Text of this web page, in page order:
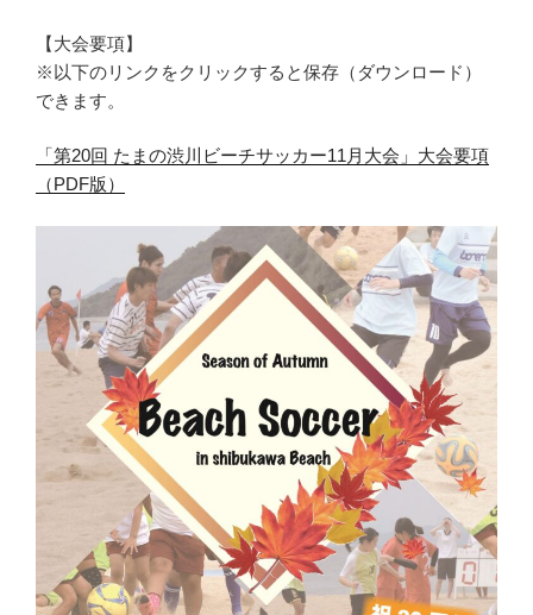
【大会要項】
※以下のリンクをクリックすると保存（ダウンロード）
できます。
「第20回 たまの渋川ビーチサッカー11月大会」大会要項
（PDF版）